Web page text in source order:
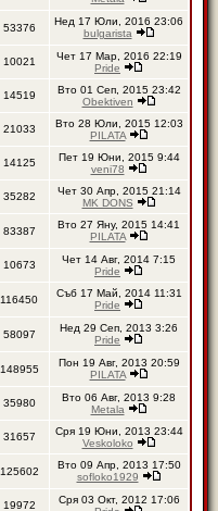
53376
Нед 17 Юли, 2016 23:06
bulgarista
10021
Чет 17 Мар, 2016 22:19
Pride
14519
Вто 01 Сеп, 2015 23:42
Obektiven
21033
Вто 28 Юли, 2015 12:03
PILATA
14125
Пет 19 Юни, 2015 9:44
veni78
35282
Чет 30 Апр, 2015 21:14
MK DONS
83387
Вто 27 Яну, 2015 14:41
PILATA
10673
Чет 14 Авг, 2014 7:15
Pride
116450
Съб 17 Май, 2014 11:31
Pride
58097
Нед 29 Сеп, 2013 3:26
Pride
148955
Пон 19 Авг, 2013 20:59
PILATA
35980
Вто 06 Авг, 2013 9:28
Metala
31657
Сря 19 Юни, 2013 23:44
Veskoloko
125602
Вто 09 Апр, 2013 17:50
sofloko1929
19972
Сря 03 Окт, 2012 17:06